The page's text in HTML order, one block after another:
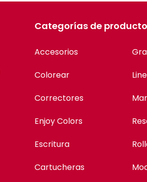
Categorías de
Accesorios
Colorear
Correctores
Enjoy Colors
Escritura
Cartucheras